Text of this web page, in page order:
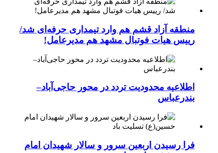
منطقه آزاد قشم هم وارد تیمداری حرفه‌ای شد/
رییس هیات فوتبال مشهد هم مدیرعامل!
اطلاعیه محدودیت تردد در محور حاجی‌آباد–
بندرعباس
فرا رسیدن اربعین سرور و سالار شهیدان امام